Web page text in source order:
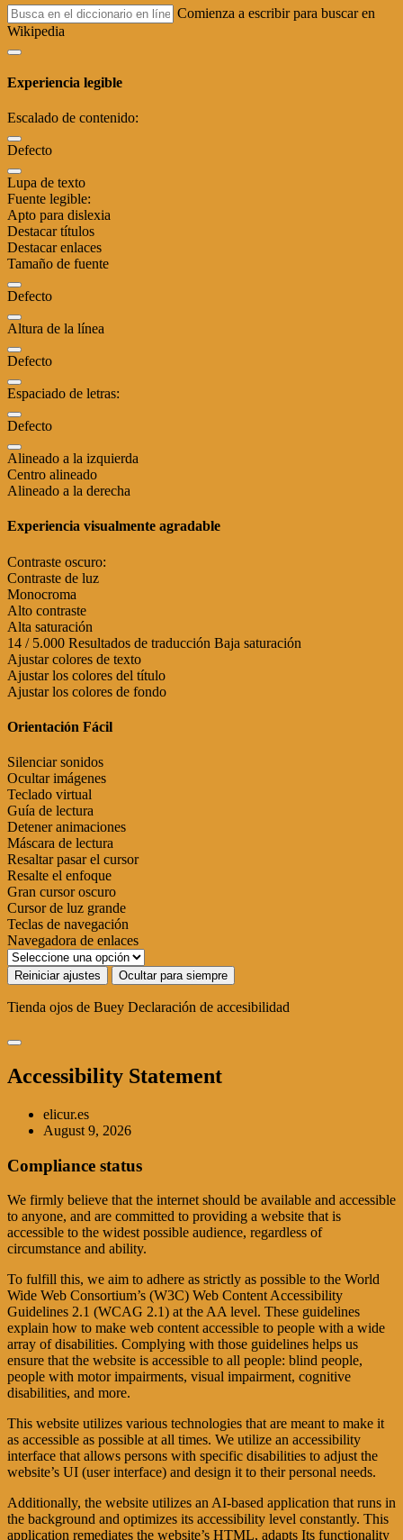
Comienza a escribir para buscar en
Wikipedia
Experiencia legible
Escalado de contenido:
Defecto
Lupa de texto
Fuente legible:
Apto para dislexia
Destacar títulos
Destacar enlaces
Tamaño de fuente
Defecto
Altura de la línea
Defecto
Espaciado de letras:
Defecto
Alineado a la izquierda
Centro alineado
Alineado a la derecha
Experiencia visualmente agradable
Contraste oscuro:
Contraste de luz
Monocroma
Alto contraste
Alta saturación
14 / 5.000 Resultados de traducción Baja saturación
Ajustar colores de texto
Ajustar los colores del título
Ajustar los colores de fondo
Orientación Fácil
Silenciar sonidos
Ocultar imágenes
Teclado virtual
Guía de lectura
Detener animaciones
Máscara de lectura
Resaltar pasar el cursor
Resalte el enfoque
Gran cursor oscuro
Cursor de luz grande
Teclas de navegación
Navegadora de enlaces
Reiniciar ajustes Ocultar para siempre
Tienda ojos de Buey Declaración de accesibilidad
Accessibility Statement
elicur.es
August 9, 2026
Compliance status
We firmly believe that the internet should be available and accessible
to anyone, and are committed to providing a website that is
accessible to the widest possible audience, regardless of
circumstance and ability.
To fulfill this, we aim to adhere as strictly as possible to the World
Wide Web Consortium’s (W3C) Web Content Accessibility
Guidelines 2.1 (WCAG 2.1) at the AA level. These guidelines
explain how to make web content accessible to people with a wide
array of disabilities. Complying with those guidelines helps us
ensure that the website is accessible to all people: blind people,
people with motor impairments, visual impairment, cognitive
disabilities, and more.
This website utilizes various technologies that are meant to make it
as accessible as possible at all times. We utilize an accessibility
interface that allows persons with specific disabilities to adjust the
website’s UI (user interface) and design it to their personal needs.
Additionally, the website utilizes an AI-based application that runs in
the background and optimizes its accessibility level constantly. This
application remediates the website’s HTML, adapts Its functionality